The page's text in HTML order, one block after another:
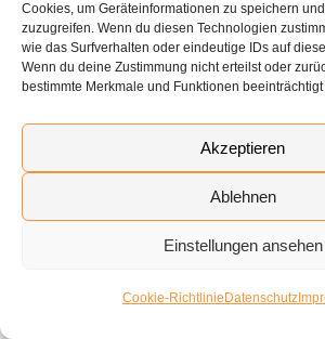
Cookies, um Geräteinformationen zu speichern
zuzugreifen. Wenn du diesen Technologien
wie das Surfverhalten oder eindeutige IDs auf
Wenn du deine Zustimmung nicht erteilst oder
bestimmte Merkmale und Funktionen
Akzeptieren
Ablehnen
Einstellungen ansehen
Cookie-Richtlinie Datenschutz